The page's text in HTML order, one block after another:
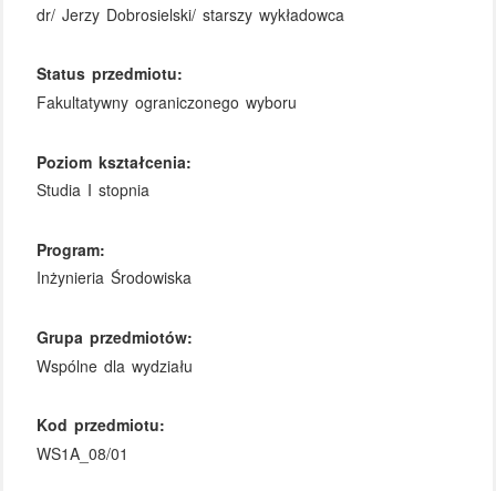
dr/ Jerzy Dobrosielski/ starszy wykładowca
Status przedmiotu:
Fakultatywny ograniczonego wyboru
Poziom kształcenia:
Studia I stopnia
Program:
Inżynieria Środowiska
Grupa przedmiotów:
Wspólne dla wydziału
Kod przedmiotu:
WS1A_08/01